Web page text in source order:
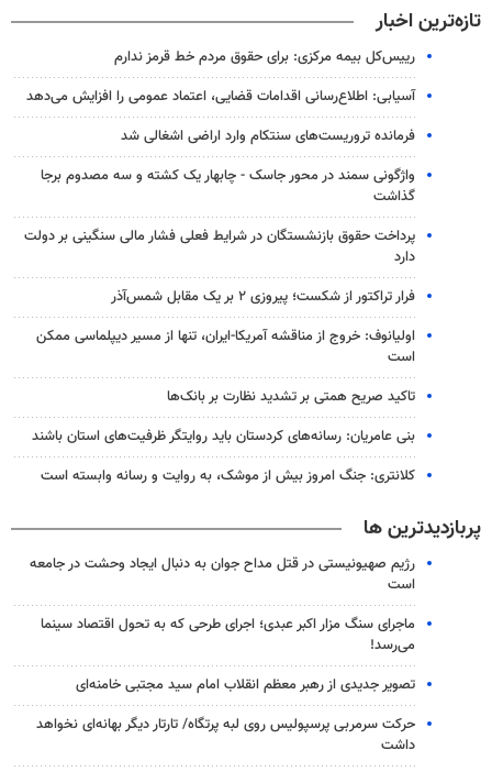
تازه‌ترین اخبار
رییس‌کل بیمه مرکزی: برای حقوق مردم خط قرمز ندارم
آسیابی: اطلاع‌رسانی اقدامات قضایی، اعتماد عمومی را افزایش می‌دهد
فرمانده تروریست‌های سنتکام وارد اراضی اشغالی شد
واژگونی سمند در محور جاسک - چابهار یک کشته و سه مصدوم برجا
گذاشت
پرداخت حقوق بازنشستگان در شرایط فعلی فشار مالی سنگینی بر دولت
دارد
فرار تراکتور از شکست؛ پیروزی ۲ بر یک مقابل شمس‌آذر
اولیانوف: خروج از مناقشه آمریکا-ایران، تنها از مسیر دیپلماسی ممکن
است
تاکید صریح همتی بر تشدید نظارت بر بانک‌ها
بنی عامریان: رسانه‌های کردستان باید روایتگر ظرفیت‌های استان باشند
کلانتری: جنگ امروز بیش از موشک، به روایت و رسانه وابسته است
پربازدیدترین ها
رژیم صهیونیستی در قتل مداح جوان به دنبال ایجاد وحشت در جامعه
است
ماجرای سنگ مزار اکبر عبدی؛ اجرای طرحی که به تحول اقتصاد سینما
می‌رسد!
تصویر جدیدی از رهبر معظم انقلاب امام سید مجتبی خامنه‌ای
حرکت سرمربی پرسپولیس روی لبه پرتگاه/ تارتار دیگر بهانه‌ای نخواهد
داشت